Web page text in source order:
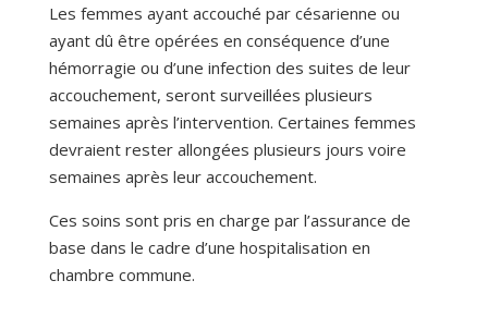
Les femmes ayant accouché par césarienne ou
ayant dû être opérées en conséquence d’une
hémorragie ou d’une infection des suites de leur
accouchement, seront surveillées plusieurs
semaines après l’intervention. Certaines femmes
devraient rester allongées plusieurs jours voire
semaines après leur accouchement.
Ces soins sont pris en charge par l’assurance de
base dans le cadre d’une hospitalisation en
chambre commune.